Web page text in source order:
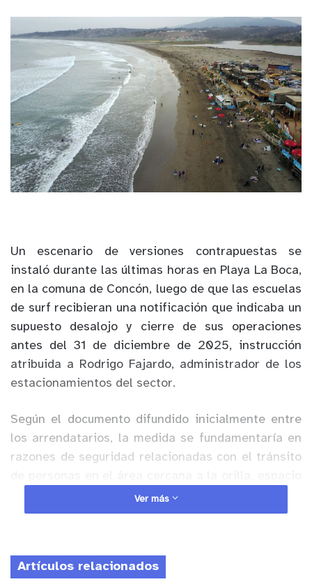
Un escenario de versiones contrapuestas se
instaló durante las últimas horas en Playa La Boca,
en la comuna de Concón, luego de que las escuelas
de surf recibieran una notificación que indicaba un
supuesto desalojo y cierre de sus operaciones
antes del 31 de diciembre de 2025, instrucción
atribuida a Rodrigo Fajardo, administrador de los
estacionamientos del sector.
Según el documento difundido inicialmente entre
los arrendatarios, la medida se fundamentaría en
razones de seguridad relacionadas con el tránsito
que las academias arriendan para desarrollar sus
actividades.
No obstante, horas más tarde, el gremio CTU –
Ver más
Artículos relacionados